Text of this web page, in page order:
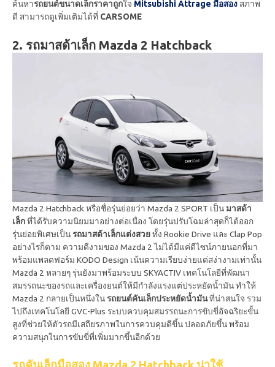
ค้นหารถยนต์ขนาดเล็กราคาถูกใจ Mitsubishi Attrage มือสอง สภาพ
ดี สามารถดูเพิ่มเติมได้ที่ CARSOME
2. รถมาสด้าเล็ก Mazda 2 Hatchback
Mazda 2 Hatchback หรือชื่อรุ่นย่อยว่า Mazda 2 SPORT เป็น มาสด้า
เล็กที่ได้รับความนิยมมาอย่างต่อเนื่อง โดยรุ่นปรับโฉมล่าสุดก็ได้ออก
รุ่นย่อยพิเศษเป็นรถมาสด้าเล็กแต่งสวยทั้ง Rookie Drive และ Clap Pop
อย่างไรก็ตาม ความดีงามของ Mazda 2 ไม่ได้มีแค่ดีไซน์ภายนอกที่มา
พร้อมแพลตฟอร์ม KODO Design เน้นความเรียบง่ายแต่สง่างามเท่านั้น
Mazda 2 หลายๆ รุ่นยังมาพร้อมระบบ SKYACTIV เทคโนโลยีที่พัฒนา
สมรรถนะของรถและเครื่องยนต์ให้มีกำลังแรงแต่ประหยัดน้ำมัน ทำให้
Mazda 2 กลายเป็นหนึ่งในรถยนต์คันเล็กประหยัดน้ำมันที่น่าสนใจ รวม
ไปถึงเทคโนโลยี GVC-Plus ระบบควบคุมสมรรถนะการขับขี่อัจฉริยะขั้น
สูงที่ช่วยให้ตัวรถมีเสถียรภาพในการควบคุมดีขึ้น ปลอดภัยขึ้น พร้อม
ความสนุกในการขับขี่ที่เพิ่มมากขึ้นอีกด้วย
รถคันเล็กมือสอง Mazda 2 Hatchback น่าใช้